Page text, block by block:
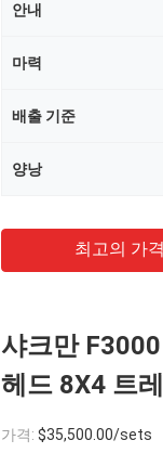
안내
마력
배출 기준
양낭
최고의 가격
샤크만
헤드 8X4 트
가격: $35,500.00/sets